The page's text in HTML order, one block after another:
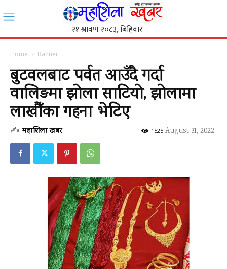
Home Banner
बुटवलबाट पर्वत आउँदै गर्दा
वालिङमा झोला साटियो, झोलामा
लाखौँका गहना भेटिए
✍ महाशिला खबर August 31, 2022
1525